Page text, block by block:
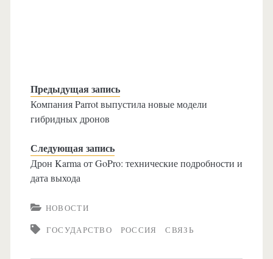
Предыдущая запись
Компания Parrot выпустила новые модели
гибридных дронов
Следующая запись
Дрон Karma от GoPro: технические подробности и
дата выхода
НОВОСТИ
ГОСУДАРСТВО
РОССИЯ СВЯЗЬ